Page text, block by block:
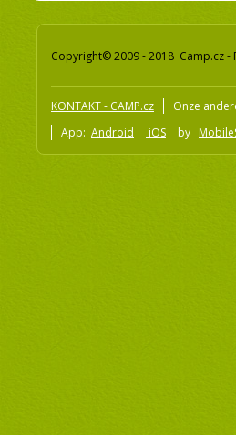
Copyright© 2009 - 2018 Camp.cz
KONTAKT - CAMP.cz Onze
App: Android iOS by